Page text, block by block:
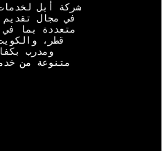
شركة أبل
في مجال
متعددة بما في
قطر،
ومدرب
متنوعة من